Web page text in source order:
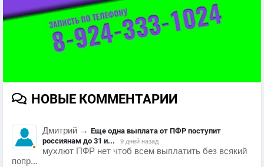
НОВЫЕ КОММЕНТАРИИ
Дмитрий → Еще одна выплата от ПФР поступит
россиянам до 31 и...
9 дней назад
мухлют ПФР нет чтоб всем выплатить без всякий
попр...